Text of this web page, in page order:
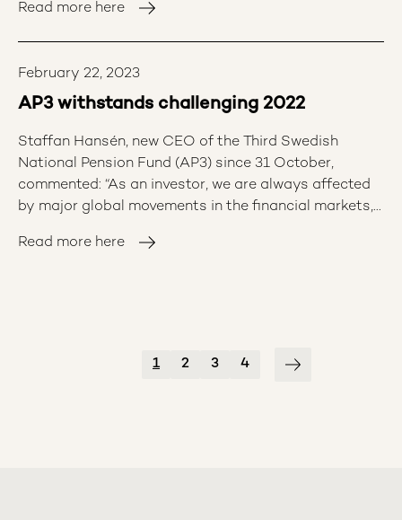
Read more here
February 22, 2023
AP3 withstands challenging 2022
Staffan Hansén, new CEO of the Third Swedish
National Pension Fund (AP3) since 31 October,
commented: “As an investor, we are always affected
by major global movements in the financial markets,
the year, the return should be regarded as
Read more here
1 2 3 4